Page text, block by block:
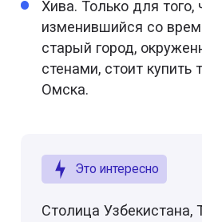
Хива. Только для того,
изменившийся со
старый город,
стенами, стоит купить
Омска.
Это интересно
Столица Узбекистана,